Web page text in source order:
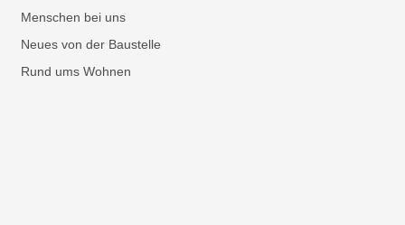
Menschen bei uns
Neues von der Baustelle
Rund ums Wohnen